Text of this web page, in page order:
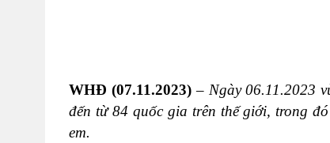
WHĐ (07.11.2023)– Ngày 06.11.2023
đến từ 84 quốc gia trên thế giới, trong
em.